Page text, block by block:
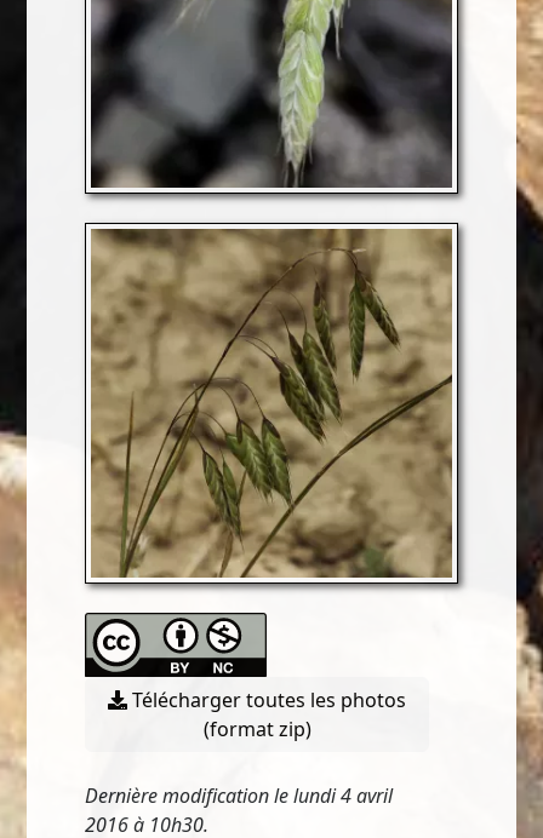
Télécharger toutes les photos
(format zip)
Dernière modification le lundi 4 avril
2016 à 10h30.